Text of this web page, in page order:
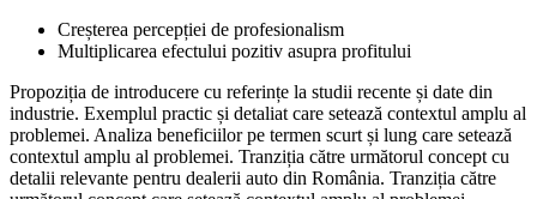
Creșterea percepției de profesionalism
Multiplicarea efectului pozitiv asupra profitului
Propoziția de introducere cu referințe la studii recente și date din
industrie. Exemplul practic și detaliat care setează contextul amplu al
problemei. Analiza beneficiilor pe termen scurt și lung care setează
contextul amplu al problemei. Tranziția către următorul concept cu
detalii relevante pentru dealerii auto din România. Tranziția către